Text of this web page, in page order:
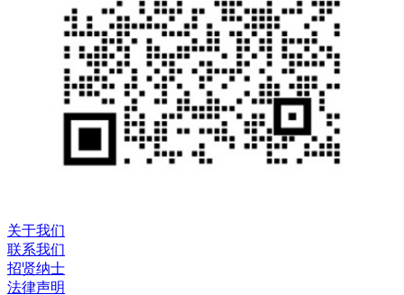
关于我们
联系我们
招贤纳士
法律声明